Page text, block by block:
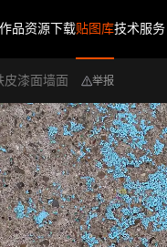
作品资源下载贴图库技术服务
皮漆面墙面 举报